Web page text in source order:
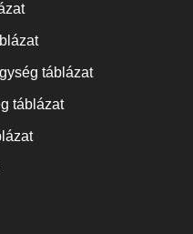
táblázat
táblázat